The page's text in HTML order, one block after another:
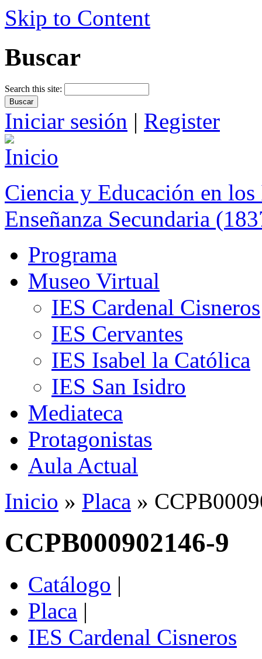
Skip to Content
Buscar
Search this site:
Iniciar sesión | Register
Ciencia y Educación en
Enseñanza Secundaria
Programa
Museo Virtual
IES Cardenal Cisneros
IES Cervantes
IES Isabel la Católica
IES San Isidro
Mediateca
Protagonistas
Aula Actual
Inicio » Placa »
CCPB000902146-9
Catálogo |
Placa |
IES Cardenal Cisneros